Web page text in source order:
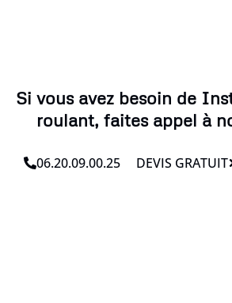
Si vous avez besoin de
roulant, faites appel à
06.20.09.00.25 DEVIS GRATUIT